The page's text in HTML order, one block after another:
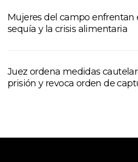
Mujeres del campo enfrentan
sequía y la crisis alimentaria
Juez ordena medidas
prisión y revoca orden de